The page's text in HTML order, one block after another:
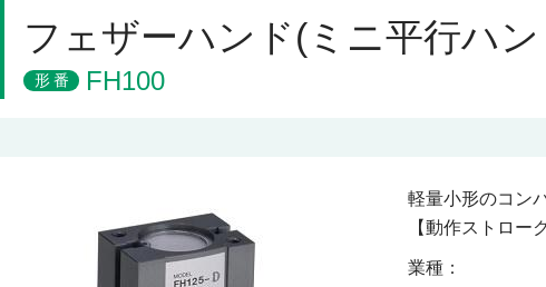
フェザーハンド(ミニ平行ハ
形番 FH100
軽量小形のコン
【動作ストロー
業種